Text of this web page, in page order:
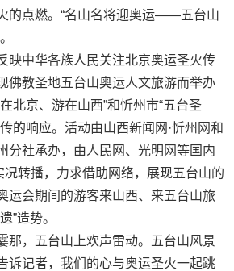
的点燃。“名山名将迎奥运——五台山
中华各族人民关注北京奥运圣火传
佛教圣地五台山奥运人文旅游而举办
北京、游在山西”和忻州市“五台圣
的响应。活动由山西新闻网·忻州网和
分社承办，由人民网、光明网等国内
转播，力求借助网络，展现五台山的
运会期间的游客来山西、来五台山旅
”造势。
，五台山上欢声雷动。五台山风景
诉记者，我们的心与奥运圣火一起跳